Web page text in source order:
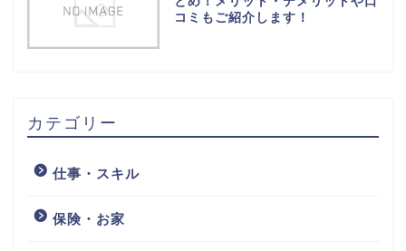
コミもご紹介します！
カテゴリー
仕事・スキル
保険・お家